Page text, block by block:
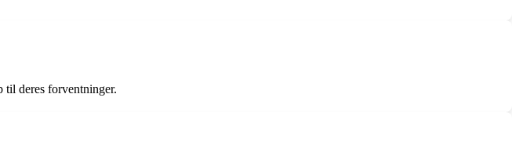
til deres forventninger.